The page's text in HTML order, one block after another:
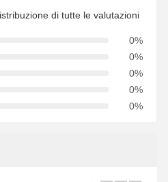
di tutte le valutazioni
0%
0%
0%
0%
0%